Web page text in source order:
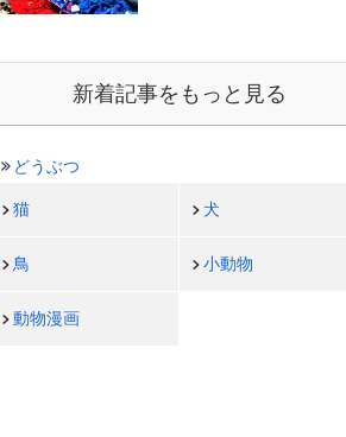
新着記事をもっと見る
どうぶつ
猫 犬
鳥 小動物
動物漫画